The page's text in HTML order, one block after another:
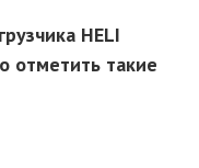
HELI
отметить такие